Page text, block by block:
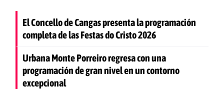
El Concello de Cangas presenta la programación
completa de las Festas do Cristo 2026
Urbana Monte Porreiro regresa con una
programación de gran nivel en un contorno
excepcional